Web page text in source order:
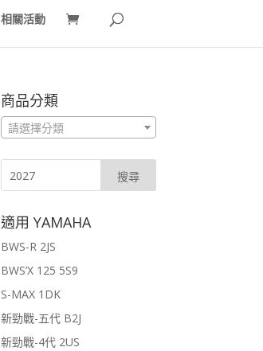
相關活動
商品分類
請選擇分類
適用 YAMAHA
BWS-R 2JS
BWS’X 125 5S9
S-MAX 1DK
新勁戰-五代 B2J
新勁戰-4代 2US